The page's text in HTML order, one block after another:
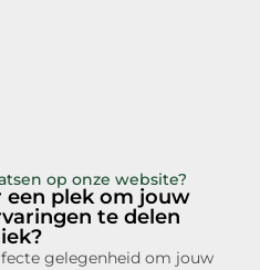
op onze website?
een plek om jouw
te delen
gelegenheid om jouw